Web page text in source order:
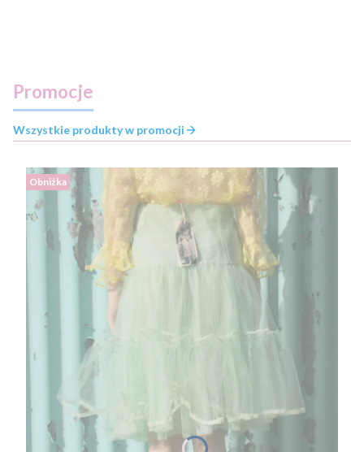
Promocje
Wszystkie produkty w promocji
Obniżka